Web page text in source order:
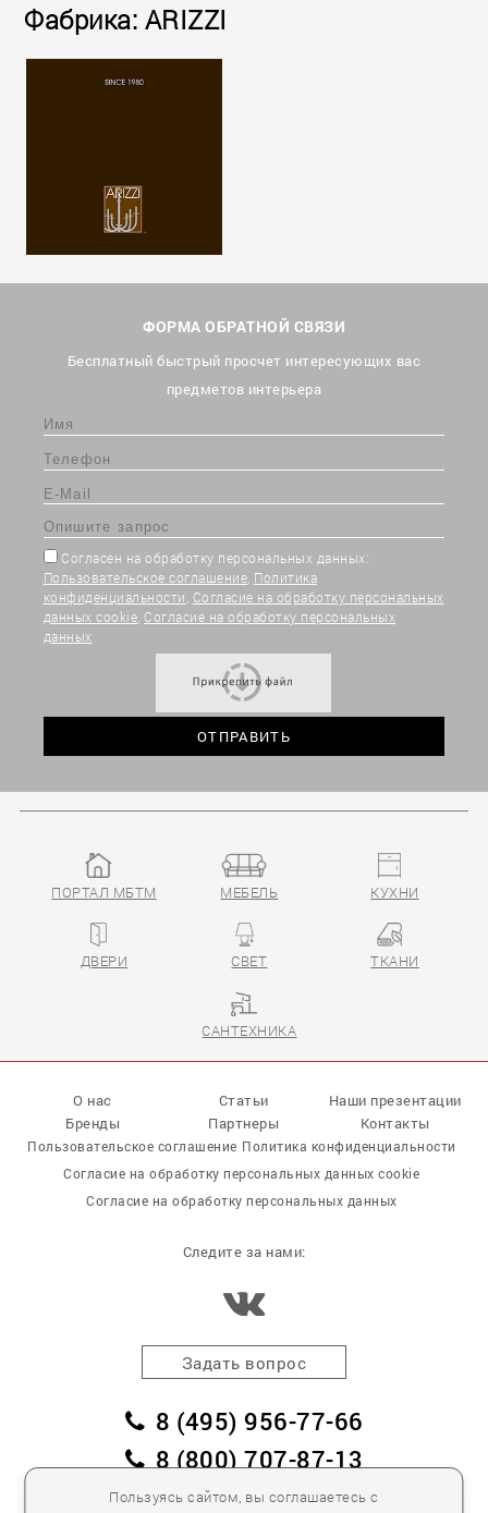
Фабрика: ARIZZI
ФОРМА ОБРАТНОЙ СВЯЗИ
Бесплатный быстрый просчет интересующих вас
предметов интерьера
Согласен на обработку персональных данных:
Пользовательское соглашение Политика
конфиденциальности Согласие на обработку персональных
данных cookie Согласие на обработку персональных
данных
Пользуясь сайтом, вы соглашаетесь с
ПОРТАЛ МБТМ МЕБЕЛЬ КУХНИ
ДВЕРИ СВЕТ ТКАНИ
САНТЕХНИКА
О нас Статьи
Наши презентации
Бренды
Партнеры Контакты
Пользовательское соглашение Политика конфиденциальности
Согласие на обработку персональных данных cookie
Согласие на обработку персональных данных
Следите за нами:
Задать вопрос
8 (495) 956-77-66
8 (800) 707-87-13
заказать обратный звонок